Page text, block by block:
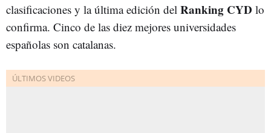
clasificaciones y la última edición del Ranking CYD lo
confirma. Cinco de las diez mejores universidades
españolas son catalanas.